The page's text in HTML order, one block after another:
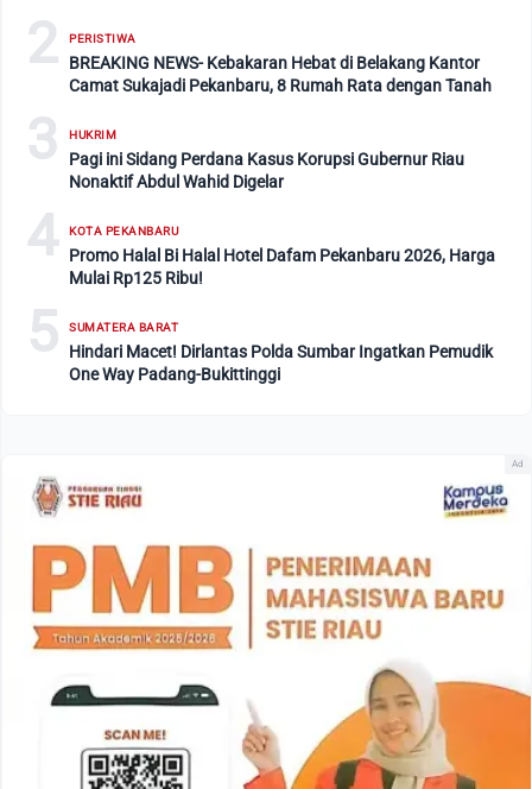
2 PERISTIWA
BREAKING NEWS- Kebakaran Hebat di Belakang Kantor
Camat Sukajadi Pekanbaru, 8 Rumah Rata dengan Tanah
3 HUKRIM
Pagi ini Sidang Perdana Kasus Korupsi Gubernur Riau
Nonaktif Abdul Wahid Digelar
4 KOTA PEKANBARU
Promo Halal Bi Halal Hotel Dafam Pekanbaru 2026, Harga
Mulai Rp125 Ribu!
5 SUMATERA BARAT
Hindari Macet! Dirlantas Polda Sumbar Ingatkan Pemudik
One Way Padang-Bukittinggi
Ad